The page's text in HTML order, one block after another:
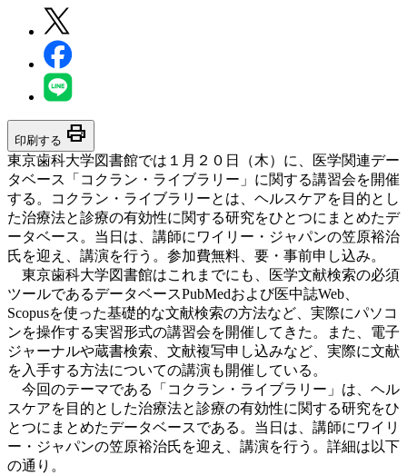
印刷する print
東京歯科大学図書館では１月２０日（木）に、医学関連デー
タベース「コクラン・ライブラリー」に関する講習会を開催
する。コクラン・ライブラリーとは、ヘルスケアを目的とし
た治療法と診療の有効性に関する研究をひとつにまとめたデ
ータベース。当日は、講師にワイリー・ジャパンの笠原裕治
氏を迎え、講演を行う。参加費無料、要・事前申し込み。
東京歯科大学図書館はこれまでにも、医学文献検索の必須
ツールであるデータベースPubMedおよび医中誌Web、
Scopusを使った基礎的な文献検索の方法など、実際にパソコ
ンを操作する実習形式の講習会を開催してきた。また、電子
ジャーナルや蔵書検索、文献複写申し込みなど、実際に文献
を入手する方法についての講演も開催している。
今回のテーマである「コクラン・ライブラリー」は、ヘル
スケアを目的とした治療法と診療の有効性に関する研究をひ
とつにまとめたデータベースである。当日は、講師にワイリ
ー・ジャパンの笠原裕治氏を迎え、講演を行う。詳細は以下
の通り。